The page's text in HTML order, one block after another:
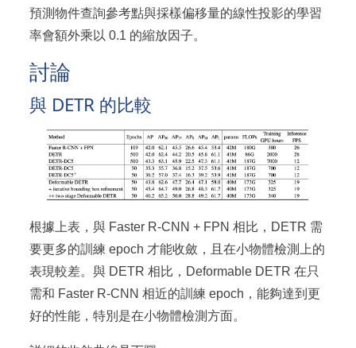
預測物件查詢參考點與採樣偏移量的線性投影的學習
率會額外乘以 0.1 的縮放因子。
討論
與 DETR 的比較
根據上表，與 Faster R-CNN + FPN 相比，DETR 需
要更多的訓練 epoch 才能收斂，且在小物體檢測上的
表現較差。與 DETR 相比，Deformable DETR 在只
需和 Faster R-CNN 相近的訓練 epoch，能夠達到更
好的性能，特別是在小物體檢測方面。